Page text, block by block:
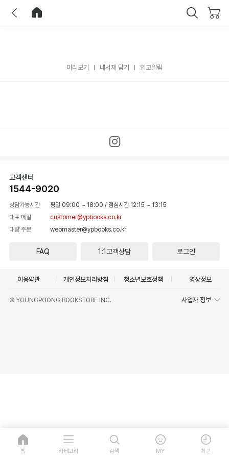
미리보기 내서재 담기 입고알림
고객센터
1544-9020
상담가능시간 평일 09:00 ~ 18:00 / 점심시간 12:15 ~ 13:15
대표 메일
customer@ypbooks.co.kr
대량 주문
webmaster@ypbooks.co.kr
FAQ 1:1고객상담 로그인
이용약관 개인정보처리방침 청소년보호정책 영상정보
© YOUNGPOONG BOOKSTORE INC. 사업자 정보
홈 카테고리 검색 MY 최근